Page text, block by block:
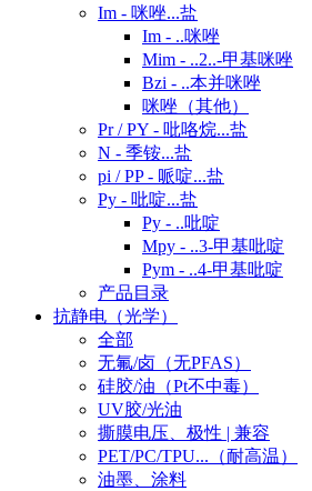
Im - 咪唑...盐
Im - ..咪唑
Mim - ..2..-甲基咪唑
Bzi - ..本并咪唑
咪唑（其他）
Pr / PY - 吡咯烷...盐
N - 季铵...盐
pi / PP - 哌啶...盐
Py - 吡啶...盐
Py - ..吡啶
Mpy - ..3-甲基吡啶
Pym - ..4-甲基吡啶
产品目录
抗静电（光学）
全部
无氟/卤（无PFAS）
硅胶/油（Pt不中毒）
UV胶/光油
撕膜电压、极性 | 兼容
PET/PC/TPU...（耐高温）
油墨、涂料